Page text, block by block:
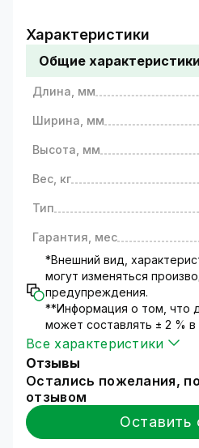
маркированными
«минус»), тип разъема –
Используется в
для установки на кабели
аудио сигнала.
аналогового , HD CVI ,
Винтовые зажимы,
RCA/M (MALE)
для подсоединения
Характеристики
Общие характеристики
Длина, мм
Ширина, мм
Высота, мм
Вес, кг
Тип
Гарантия, мес
*Внешний вид,
могут изменяться
предупреждения.
**Информация о том, что
может составлять ± 2 %
Все характеристики
Отзывы
Остались пожелания,
отзывом
Оставить